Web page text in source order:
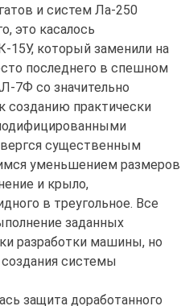
и систем Ла-250
это касалось
15У, который заменили на
последнего в спешном
7Ф со значительно
созданию практически
существенным
уменьшением размеров
и крыло,
в треугольное. Все
заданных
разработки машины, но
системы
защита доработанного